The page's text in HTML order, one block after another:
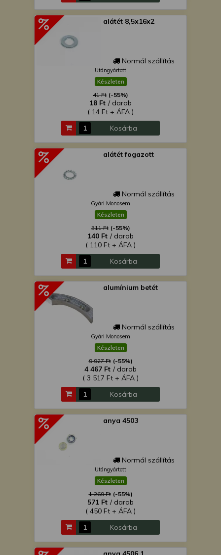
alátét 8,5x16x2
Normál szállítás
Utángyártott
Készleten
41 Ft (-55%)
18 Ft / darab
( 14 Ft + ÁFA )
Kosárba
alátét fogazott
Normál szállítás
Gyári Monosem
Készleten
311 Ft (-55%)
140 Ft / darab
( 110 Ft + ÁFA )
Kosárba
alumínium betét
Normál szállítás
Gyári Monosem
Készleten
9 927 Ft (-55%)
4 467 Ft / darab
( 3 517 Ft + ÁFA )
Kosárba
anya 4503
Normál szállítás
Utángyártott
Készleten
1 269 Ft (-55%)
571 Ft / darab
( 450 Ft + ÁFA )
Kosárba